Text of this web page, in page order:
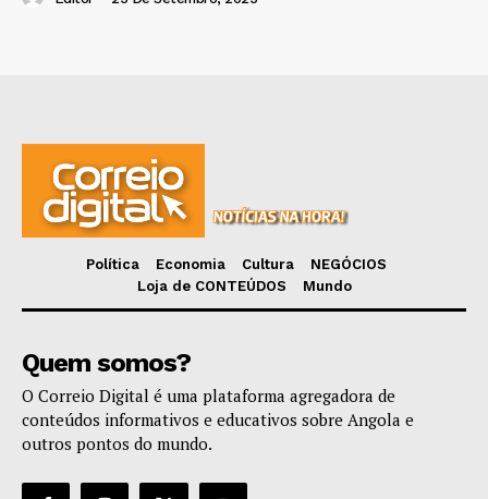
Política Economia Cultura
NEGÓCIOS
Loja de CONTEÚDOS
Mundo
Quem somos?
O Correio Digital é uma plataforma agregadora de
conteúdos informativos e educativos sobre Angola e
outros pontos do mundo.